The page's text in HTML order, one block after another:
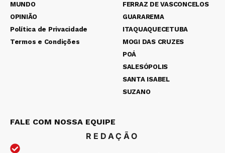
MUNDO
OPINIÃO
Política de Privacidade
Termos e Condições
FERRAZ DE VASCONCELOS
GUARAREMA
ITAQUAQUECETUBA
MOGI DAS CRUZES
POÁ
SALESÓPOLIS
SANTA ISABEL
SUZANO
FALE COM NOSSA EQUIPE
REDAÇÃO